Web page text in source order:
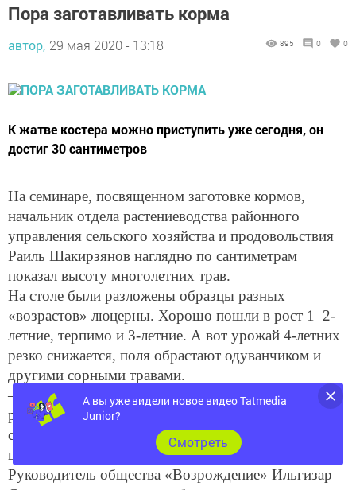
Пора заготавливать корма
автор, 29 мая 2020 - 13:18 895 0 0
К жатве костера можно приступить уже сегодня, он
достиг 30 сантиметров
На семинаре, посвященном заготовке кормов,
начальник отдела растениеводства районного
управления сельского хозяйства и продовольствия
Раиль Шакирзянов наглядно по сантиметрам
показал высоту многолетних трав.
На столе были разложены образцы разных
«возрастов» люцерны. Хорошо пошли в рост 1–2-
летние, терпимо и 3-летние. А вот урожай 4-летних
резко снижается, поля обрастают одуванчиком и
другими сорными травами.
– В кормах, заготовленных в период бутонизации
растений, содержится 24,92 процента белков, –
сказал специалист. – А в заготовленных в период
цветения – всего 18 процентов.
Руководитель общества «Возрождение» Ильгизар
А вы уже видели новое видео Tatmedia
Junior?
Cмотреть